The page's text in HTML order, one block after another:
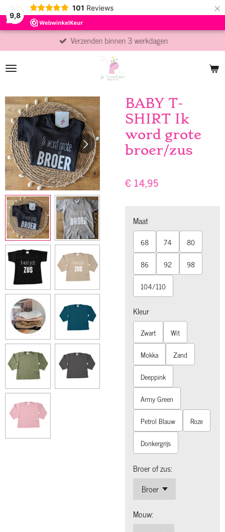
9,8
101 Reviews ×
Verzenden binnen 3 werkdagen
BABY T-
SHIRT Ik
word grote
broer/zus
€ 14,95
Maat
68 74
80
86
92
98
104/110
Kleur
Zwart
Wit
Mokka
Zand
Deeppink
Army Green
Petrol Blauw
Roze
Donkergrijs
Broer of zus:
Mouw: